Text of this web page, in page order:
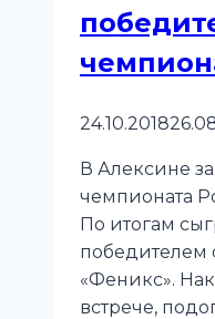
24.10.2018
В Алексине
чемпионата
По итогам
победителем
«Феникс».
встрече,